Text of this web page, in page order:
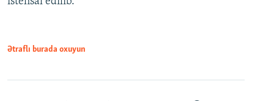
Ətraflı burada oxuyun